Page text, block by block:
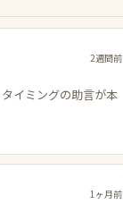
2週間前
イミングの助言が本
1ヶ月前